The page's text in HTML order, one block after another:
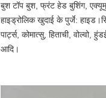
बुश टॉप बुश, फ्रंट हेड बुशिंग,
हाइड्रोलिक खुदाई के पुर्जे:
पार्ट्स, कोमात्सु, हिताची,
आदि।